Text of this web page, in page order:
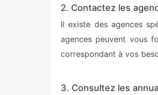
2. Contactez les
Il existe des agences
agences peuvent vous
correspondant à vos
3. Consultez les